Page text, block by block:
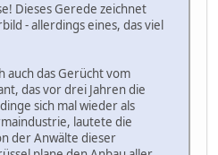
Dieses Gerede zeichnet
- allerdings eines, das viel
auch das Gerücht vom
das vor drei Jahren die
sich mal wieder als
lautete die
der Anwälte dieser